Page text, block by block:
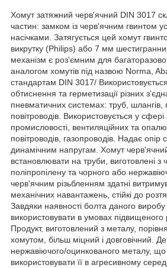
Хомут затяжний черв'ячний DIN 3017
частин: замком із черв'ячним гвинтом
насічками. Затягується цей хомут
викрутку (Philips) або 7 мм
механізм є роз'ємним для
аналогом хомутів під назвою Norma,
стандартам DIN 3017/ Використовується
обтиснення та герметизації різних
пневматичних системах: труб, шлангів,
повітроводів. Використовується у сфері
промисловості, вентиляційних та
повітроводів, газопроводів. Надає опір
динамічним напругам. Хомут
встановлювати на труби, виготовлені з
поліпропілену та чорного або
черв'ячним різьбленням здатні
механічних навантажень, стійкі до
Завдяки наявності болта даного
використовувати в умовах підвищеного
Продукт, виготовлений з металу,
хомутом, більш міцний і довговічний.
нержавіючого/оцинкованого металу,
використовувати її в агресивному